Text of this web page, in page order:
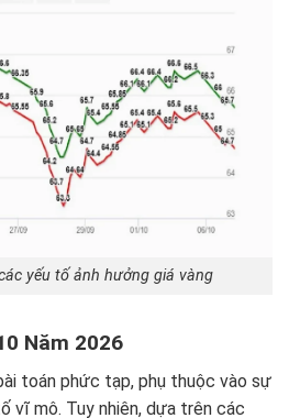
yếu tố ảnh hưởng giá vàng
Năm 2026
toán phức tạp, phụ thuộc vào sự
vĩ mô. Tuy nhiên, dựa trên các